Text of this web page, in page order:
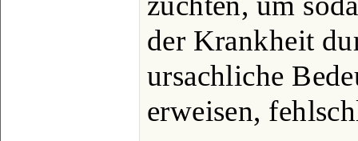
der Krankheit
ursachliche
erweisen,